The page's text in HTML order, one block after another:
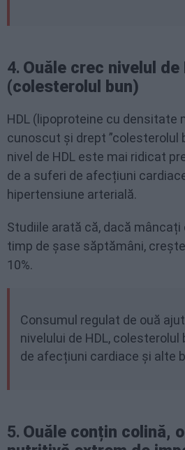
4. Ouăle crec nivelul de
(colesterolul bun)
HDL (lipoproteine cu densitate
cunoscut și drept ”colesterolul
nivel de HDL este mai ridicat
de a suferi de afecțiuni
hipertensiune arterială.
Studiile arată că, dacă mâncați
timp de șase săptămâni,
10%.
Consumul regulat de ouă
nivelului de HDL,
de afecțiuni cardiace și alte
5. Ouăle conțin colină,